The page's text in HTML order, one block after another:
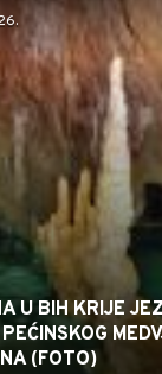
U BIH KRIJE
(FOTO)